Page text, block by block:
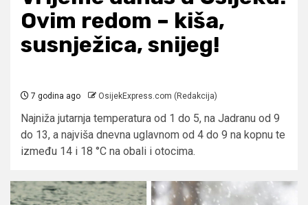
Ovim redom – kiša,
susnježica, snijeg!
7 godina ago OsijekExpress.com (Redakcija)
Najniža jutarnja temperatura od 1 do 5, na Jadranu od 9
do 13, a najviša dnevna uglavnom od 4 do 9 na kopnu te
između 14 i 18 °C na obali i otocima.